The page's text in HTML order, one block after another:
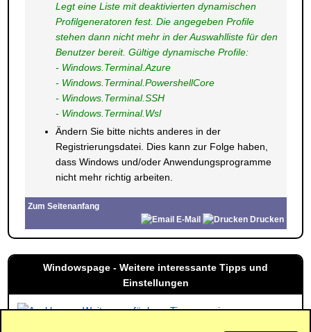
Legt eine Liste mit deaktivierten dynamischen
Profilgeneratoren fest. Die angegeben Profile
stehen dann nicht mehr in der Auswahlliste für den
Benutzer bereit. Gültige dynamische Profile:
- Windows.Terminal.Azure
- Windows.Terminal.PowershellCore
- Windows.Terminal.SSH
- Windows.Terminal.Wsl
Ändern Sie bitte nichts anderes in der
Registrierungsdatei. Dies kann zur Folge haben,
dass Windows und/oder Anwendungsprogramme
nicht mehr richtig arbeiten.
Zum Seitenanfang
E-Mail
Drucken
Windowspage - Weitere interessante Tipps und
Einstellungen
Weitere verfügbare Tipps anzeigen